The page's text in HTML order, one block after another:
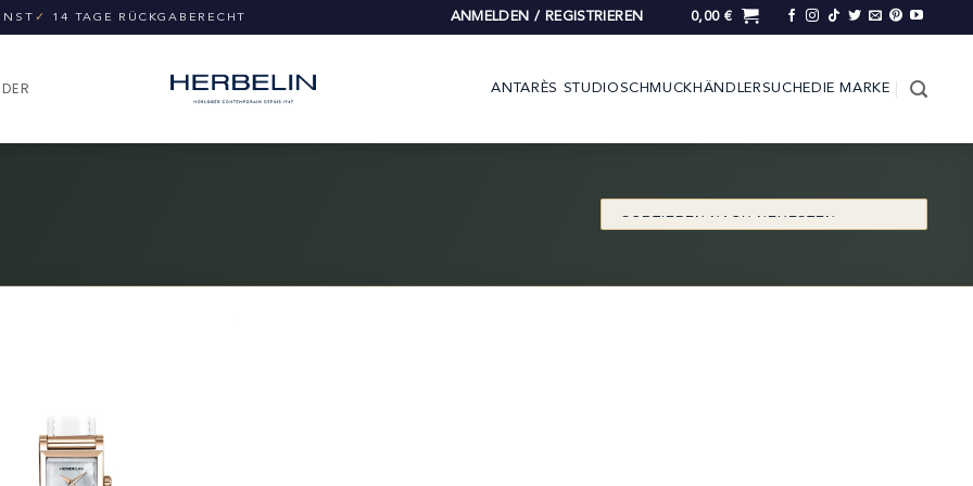
✓ 14 TAGE RÜCKGABERECHT ANMELDEN / REGISTRIEREN 0,00 €
ANTARÈS STUDIOSCHMUCK HÄNDLERSUCHE DIE MARKE